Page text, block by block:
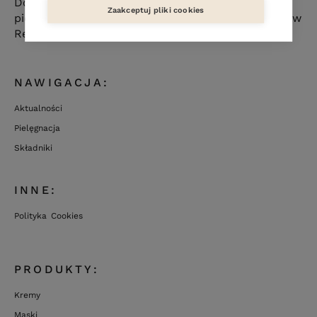
pielęgnację skóry. Poznaj nową markę kosmetyków
Resibo i odkryj piękno płynące z natury.
NAWIGACJA:
Aktualności
Pielęgnacja
Składniki
INNE:
Polityka Cookies
PRODUKTY:
Kremy
Maski
Zaakceptuj pliki cookies